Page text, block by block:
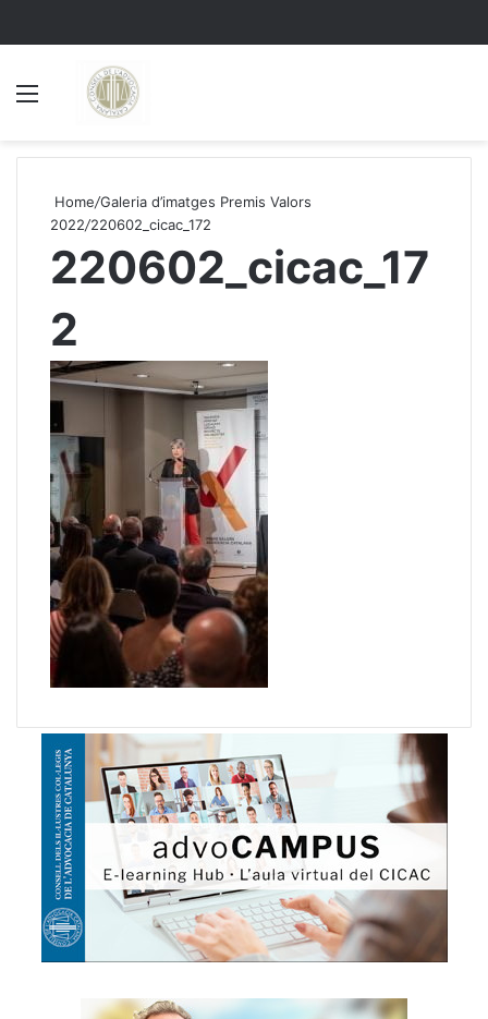
Home/Galeria d’imatges Premis Valors
2022/220602_cicac_172
220602_cicac_17
2